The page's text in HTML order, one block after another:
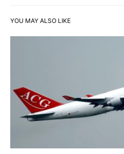
YOU MAY ALSO LIKE